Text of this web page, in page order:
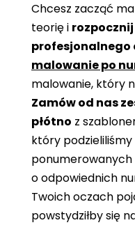
Chcesz zacząć
teorię i
profesjonalnego
malowanie po
malowanie, który
Zamów od nas
płótno z
który
o odpowiednich
Twoich oczach
powstydziłby się